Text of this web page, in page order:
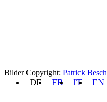
Bilder Copyright: Patrick Besch
DE FR IT EN